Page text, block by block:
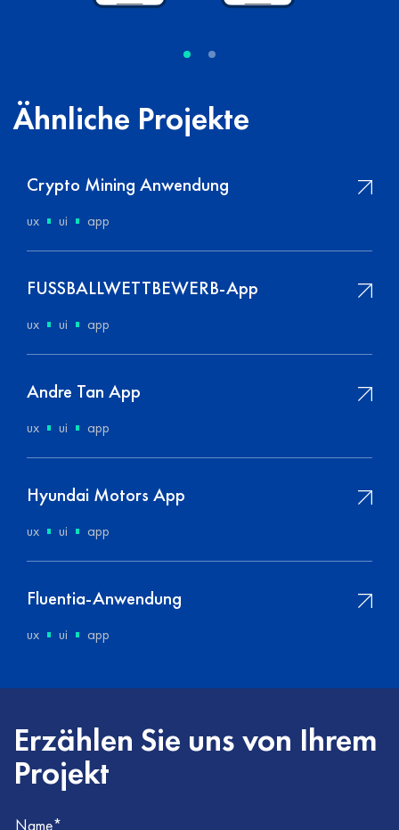
Ähnliche Projekte
Crypto Mining Anwendung
ux ui app
FUSSBALLWETTBEWERB-App
ux ui app
Andre Tan App
ux ui app
Hyundai Motors App
ux ui app
Fluentia-Anwendung
ux ui app
Erzählen Sie uns von Ihrem
Projekt